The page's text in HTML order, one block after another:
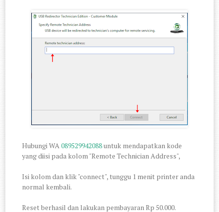
Hubungi WA089529942088untuk mendapatkan kode
yang diisi pada kolom "Remote Technician Address",
Isi kolom dan klik "connect", tunggu 1 menit printer anda
normal kembali.
Reset berhasil dan lakukan pembayaran Rp 50.000.